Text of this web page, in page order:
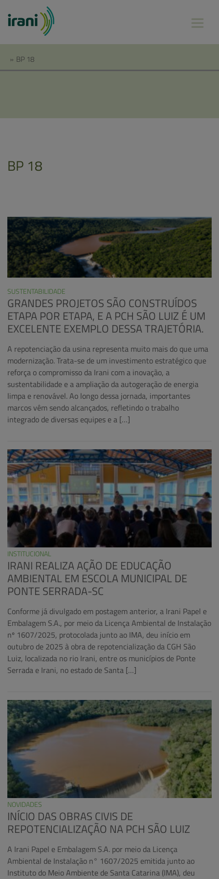
» BP 18
BP 18
SUSTENTABILIDADE
GRANDES PROJETOS SÃO CONSTRUÍDOS
ETAPA POR ETAPA, E A PCH SÃO LUIZ É UM
EXCELENTE EXEMPLO DESSA TRAJETÓRIA.
A repotenciação da usina representa muito mais do que uma
modernização. Trata-se de um investimento estratégico que
reforça o compromisso da Irani com a inovação, a
sustentabilidade e a ampliação da autogeração de energia
limpa e renovável. Ao longo dessa jornada, importantes
marcos vêm sendo alcançados, refletindo o trabalho
integrado de diversas equipes e a […]
INSTITUCIONAL
IRANI REALIZA AÇÃO DE EDUCAÇÃO
AMBIENTAL EM ESCOLA MUNICIPAL DE
PONTE SERRADA-SC
Conforme já divulgado em postagem anterior, a Irani Papel e
Embalagem S.A., por meio da Licença Ambiental de Instalação
nº 1607/2025, protocolada junto ao IMA, deu início em
outubro de 2025 à obra de repotencialização da CGH São
Luiz, localizada no rio Irani, entre os municípios de Ponte
Serrada e Irani, no estado de Santa […]
NOVIDADES
INÍCIO DAS OBRAS CIVIS DE
REPOTENCIALIZAÇÃO NA PCH SÃO LUIZ
A Irani Papel e Embalagem S.A. por meio da Licença
Ambiental de Instalação n° 1607/2025 emitida junto ao
Instituto do Meio Ambiente de Santa Catarina (IMA), deu